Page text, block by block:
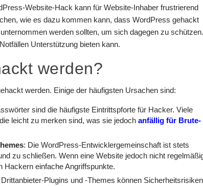
Website-Hack kann für Website-Inhaber frustrierend
wie es dazu kommen kann, dass WordPress gehackt
werden sollten, um sich dagegen zu
Unterstützung bieten kann.
werden?
werden. Einige der häufigsten Ursachen sind:
sind die häufigste Eintrittspforte für Hacker. Viele
leicht zu merken sind, was sie jedochanfällig für Brute-
: Die WordPress-Entwicklergemeinschaft ist stets
zu schließen. Wenn eine Website jedoch nicht
Hackern einfache Angriffspunkte.
Drittanbieter-Plugins und -Themes können Sicherheitsrisiken